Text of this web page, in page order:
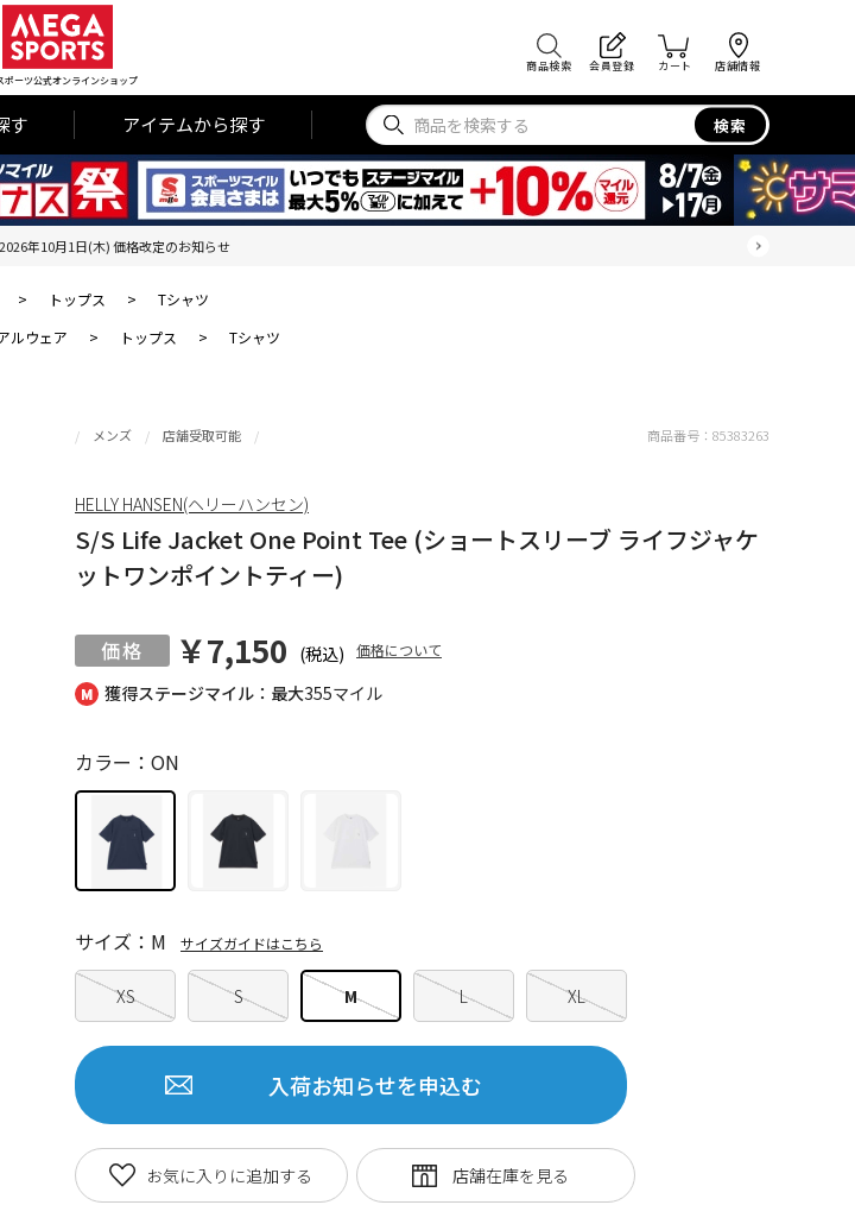
ポーツ公式オンラインショップ
商品検索 会員登録 カート 店舗情報
す アイテムから探す 検索
年10月1日(木) 価格改定のお知らせ
> トップス >
Tシャツ
ルウェア > トップス >
Tシャツ
獲得ステージマイル：最大355マイル
メンズ 店舗受取可能
S/S Life Jacket One Point Tee (ショートスリーブ ライフジャケ
ットワンポイントティー)
￥7,150 (税込) 価格について
カラー：ON
XS S M L XL
サイズ：M サイズガイドはこちら
入荷お知らせを申込む
お気に入りに追加する
商品番号： 85383263
HELLY HANSEN(ヘリーハンセン)